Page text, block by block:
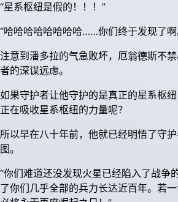
“星系枢纽是假的！！！”
“哈哈哈哈哈哈哈哈……你们终于发现了啊
注意到潘多拉的气急败坏，厄翁德斯不
者的深谋远虑。
如果守护者让他守护的是真正的星系枢
正在吸收星系枢纽的力量呢？
所以早在八十年前，他就已经明悟了守
图。
“你们难道还没发现火星已经陷入了战争
了你们几乎全部的兵力长达近百年。若